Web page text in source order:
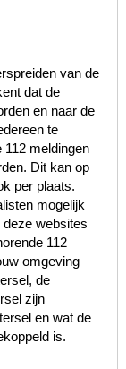
van de
dat de
en naar de
te
112 meldingen
Dit kan op
per plaats.
mogelijk
websites
112
omgeving
de
zijn
en wat de
is.